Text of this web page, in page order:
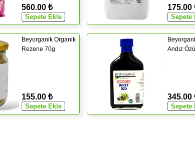
560.00 ₺ 175.00
Beyorganik Organik
Rezene 70g
155.00 ₺
Andız
345.00